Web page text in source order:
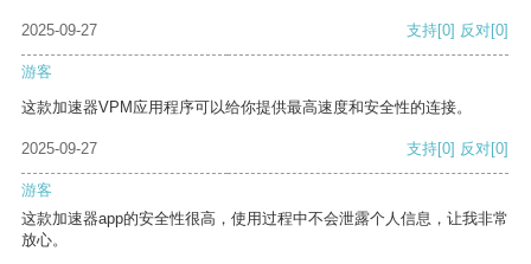
2025-09-27 支持[0] 反对[0]
游客
这款加速器VPM应用程序可以给你提供最高速度和安全性的连接。
2025-09-27 支持[0] 反对[0]
游客
这款加速器app的安全性很高，使用过程中不会泄露个人信息，让我非常
放心。